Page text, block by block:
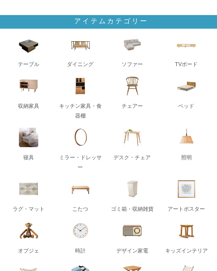
アイテムカテゴリー
テーブル ダイニング ソファー TVボード
収納家具
キッチン家具・食
器棚
チェアー ベッド
寝具
ミラー・ドレッサ
ー
デスク・チェア 照明
ラグ・マット こたつ ゴミ箱・収納雑貨 アートポスター
オブジェ 時計 デザイン家電 キッズインテリア